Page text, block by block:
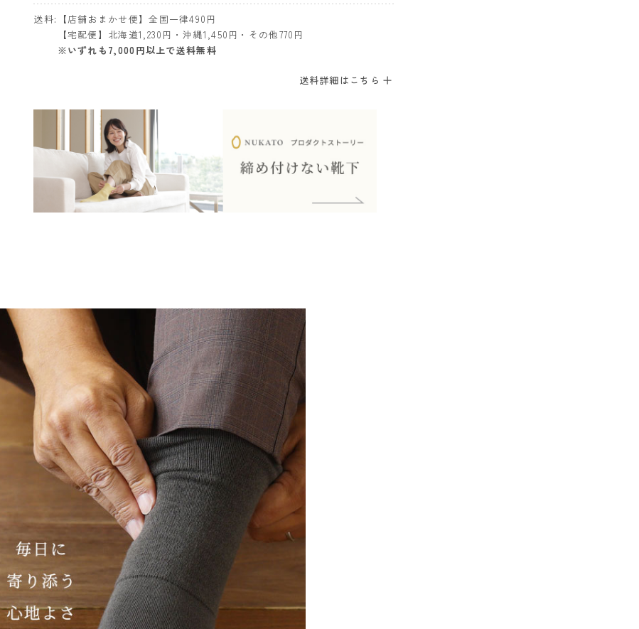
送料
【店舗おまかせ便】全国一律490円
【宅配便】北海道1,230円・沖縄1,450円・その他770円
※いずれも7,000円以上で送料無料
送料詳細はこちら